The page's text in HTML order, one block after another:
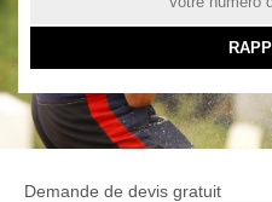
Demande de devis gratuit